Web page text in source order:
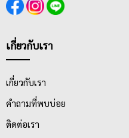
เกี่ยวกับเรา
เกี่ยวกับเรา
คำถามที่พบบ่อย
ติดต่อเรา